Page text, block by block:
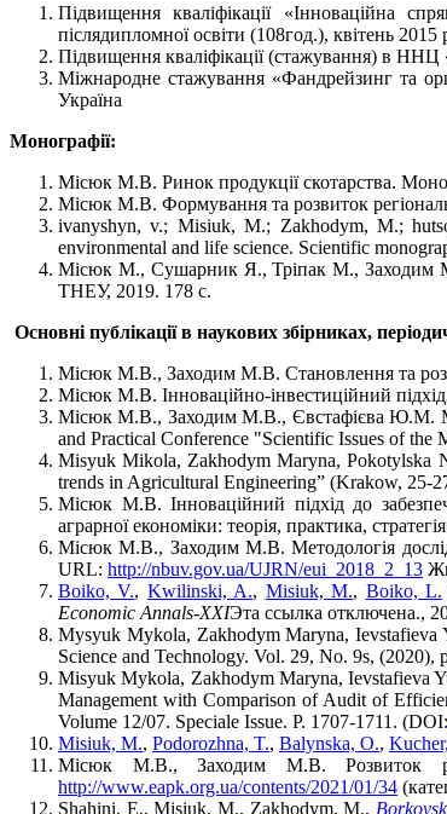
Підвищення кваліфікації «Інноваційна
післядипломної освіти (108год.), квітень 2015
Підвищення кваліфікації (стажування) в ННЦ
Міжнародне стажування «Фандрейзинг та
Україна
Монографії:
Місюк М.В. Ринок продукції скотарства.
Місюк М.В. Формування та розвиток
ivanyshyn, v.; Misiuk, M.; Zakhodym, M.;
environmental and life science. Scientific
Місюк М., Сушарник Я., Тріпак М., Заходим М.
ТНЕУ, 2019. 178 с.
Основні публікації в наукових збірниках,
Місюк М.В., Заходим М.В. Становлення та
Місюк М.В. Інноваційно-інвестиційний
Місюк М.В., Заходим М.В., Євстафієва Ю.М.
and Practical Conference "Scientific Issues of
Misyuk Mikola, Zakhodym Maryna, Pokotylska
trends in Agricultural Engineering” (Krakow, 25-
Місюк М.В. Інноваційний підхід до
аграрної економіки: теорія, практика,
Місюк М.В., Заходим М.В. Методологія
URL: http://nbuv.gov.ua/UJRN/eui_2018_2_13
Boiko, V., Kwilinski, A., Misiuk, M., Boiko, L.
Economic Annals-XXIЭта ссылка отключена.,
Mysyuk Mykola, Zakhodym Maryna, Ievstafieva
Science and Technology. Vol. 29, No. 9s, (2020),
Misyuk Mykola, Zakhodym Maryna, Ievstafieva
Management with Comparison of Audit of
Volume 12/07. Speciale Issue. P. 1707-1711. (DOI:
Misiuk, M., Podorozhna, T., Balynska, O.,
Місюк М.В., Заходим М.В. Розвиток
http://www.eapk.org.ua/contents/2021/01/34
Shahini, E., Misiuk, M., Zakhodym, M.,